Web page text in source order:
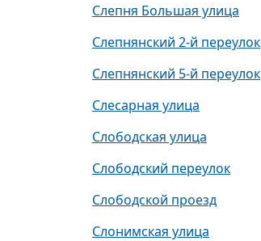
Слепня Большая улица
Слепнянский 2-й переулок
Слепнянский 5-й переулок
Слесарная улица
Слободская улица
Слободский переулок
Слободской проезд
Слонимская улица